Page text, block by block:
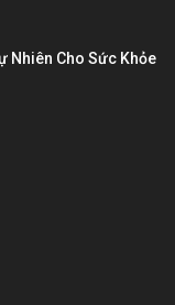
Nhiên Cho Sức Khỏe